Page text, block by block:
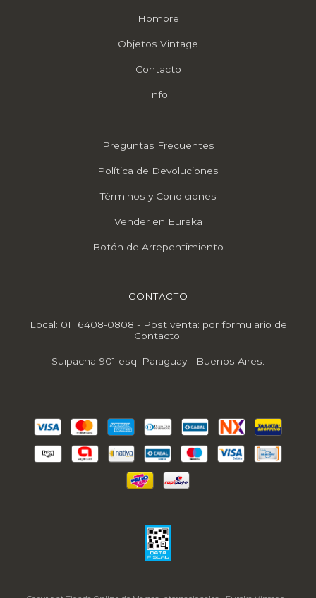
Hombre
Objetos Vintage
Contacto
Info
Preguntas Frecuentes
Política de Devoluciones
Términos y Condiciones
Vender en Eureka
Botón de Arrepentimiento
CONTACTO
Local: 011 6408-0808 - Post venta: por formulario de
Contacto.
Suipacha 901 esq. Paraguay - Buenos Aires.